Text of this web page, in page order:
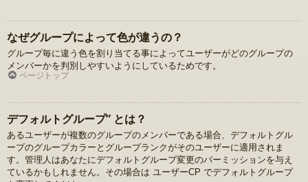
なぜグループによって色が違うの？
グループ毎に違う色を割り当てる事によってユーザーがどのグループの
メンバーかを判別しやすいようにしているためです。
ページトップ
デフォルトグループ” とは？
あるユーザーが複数のグループのメンバーである場合、デフォルトグル
ープのグループカラーとグループランクがそのユーザーに適用されま
す。管理人はあなたにデフォルトグループ変更のパーミッションを与え
ているかもしれません。その場合は ユーザーCP でデフォルトグループ